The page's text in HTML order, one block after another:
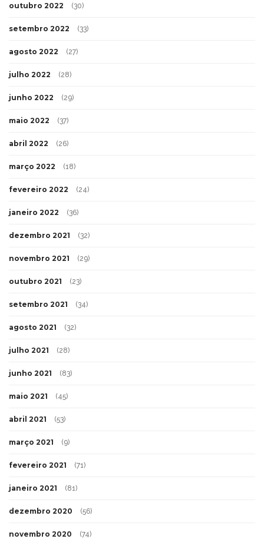
outubro 2022 (30)
setembro 2022 (33)
agosto 2022 (27)
julho 2022 (28)
junho 2022 (29)
maio 2022 (37)
abril 2022 (26)
março 2022 (18)
fevereiro 2022 (24)
janeiro 2022 (36)
dezembro 2021 (32)
novembro 2021 (29)
outubro 2021 (23)
setembro 2021 (34)
agosto 2021 (32)
julho 2021 (28)
junho 2021 (83)
maio 2021 (45)
abril 2021 (53)
março 2021 (9)
fevereiro 2021 (71)
janeiro 2021 (81)
dezembro 2020 (56)
novembro 2020 (74)